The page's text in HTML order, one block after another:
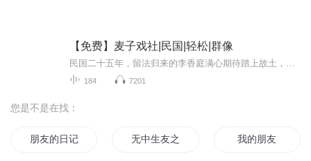
【免费】麦子戏社|民国|轻松|群像
184 7201
您是不是在找：
朋友的日记 无中生友之天道是我朋友我的朋友